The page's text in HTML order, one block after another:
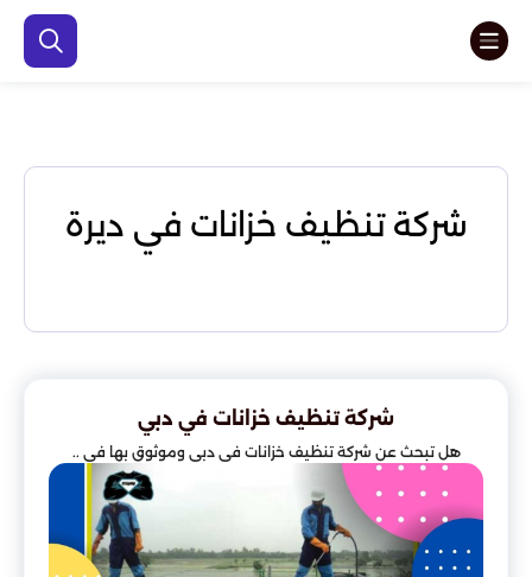
شركة تنظيف خزانات في ديرة
شركة تنظيف خزانات في دبي
هل تبحث عن شركة تنظيف خزانات في دبي وموثوق بها في ..